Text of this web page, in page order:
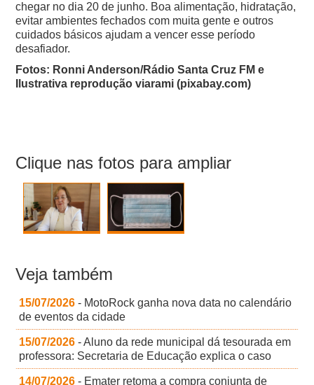
chegar no dia 20 de junho. Boa alimentação, hidratação,
evitar ambientes fechados com muita gente e outros
cuidados básicos ajudam a vencer esse período
desafiador.
Fotos: Ronni Anderson/Rádio Santa Cruz FM e
Ilustrativa reprodução viarami (pixabay.com)
Clique nas fotos para ampliar
Veja também
15/07/2026 - MotoRock ganha nova data no calendário
de eventos da cidade
15/07/2026 - Aluno da rede municipal dá tesourada em
professora: Secretaria de Educação explica o caso
14/07/2026 - Emater retoma a compra conjunta de